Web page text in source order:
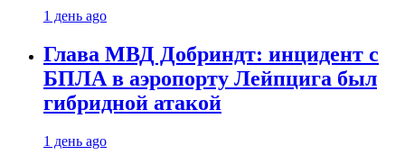
1 день ago
Глава МВД Добриндт: инцидент с
БПЛА в аэропорту Лейпцига был
гибридной атакой
1 день ago